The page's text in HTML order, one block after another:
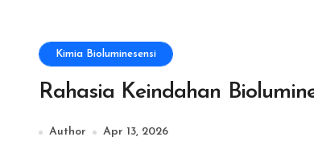
Kimia Bioluminesensi
Rahasia Keindahan
Author Apr 13, 2026